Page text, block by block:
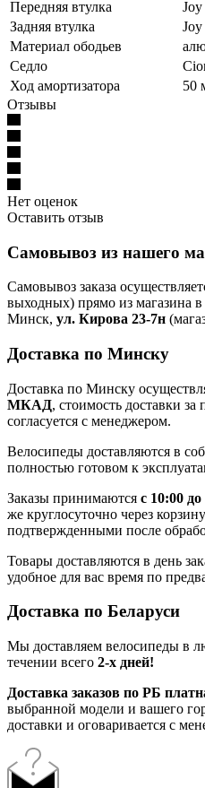
Передняя втулка
Joy
Задняя втулка
Joy
Материал ободьев
Седло
Ход амортизатора
50
Отзывы
Нет оценок
Оставить отзыв
Самовывоз из нашего
Самовывоз заказа
выходных) прямо из магазина в
Минск, ул. Кирова 23-7н
Доставка по Минску
Доставка по Минску
МКАД, стоимость доставки
согласуется с менеджером.
Велосипеды доставляются в
полностью готовом к
Заказы принимаются с 10:00
же круглосуточно через
подтвержденными после
Товары доставляются в день
удобное для вас время по
Доставка по Беларуси
Мы доставляем велосипеды в
течении всего 2-х дней!
Доставка заказов по РБ
выбранной модели и вашего
доставки и оговаривается с